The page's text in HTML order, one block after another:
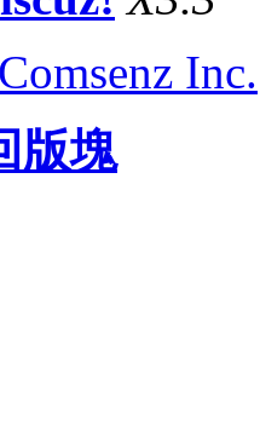
Comsenz Inc.
版塊